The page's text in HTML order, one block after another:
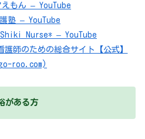
えもん – YouTube
塾 – YouTube
Nurse* – YouTube
師のための総合サイト【公式】
roo.com)
がある方